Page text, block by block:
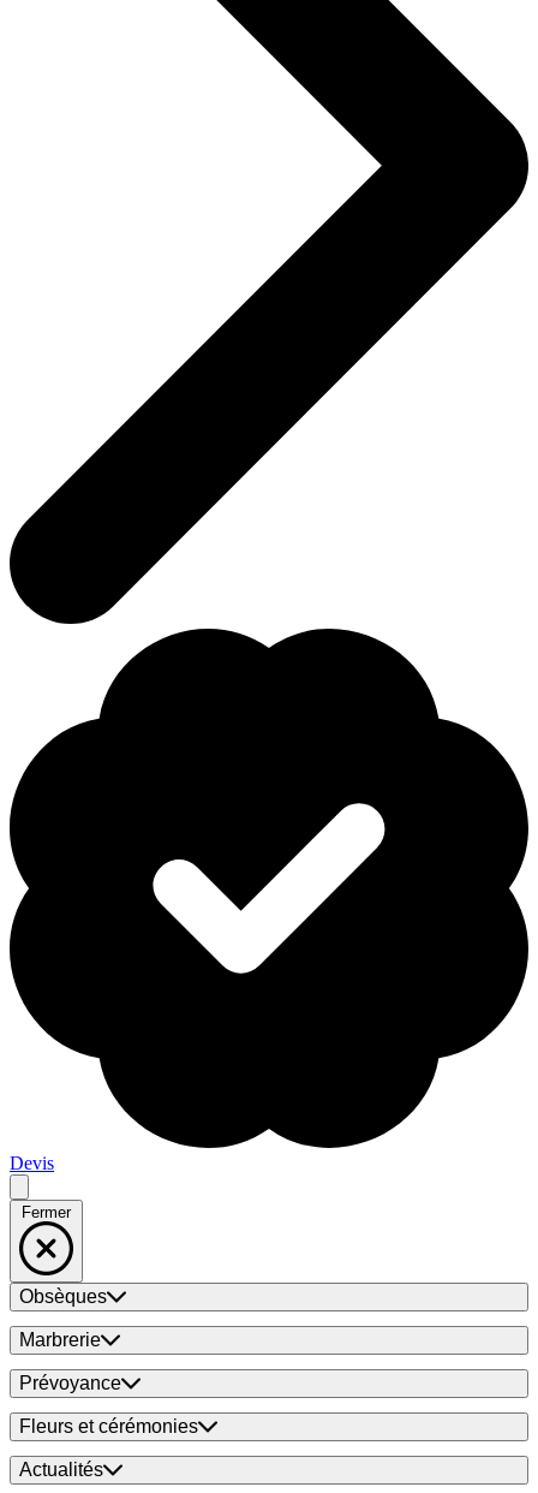
Devis
Fermer
Obsèques
Marbrerie
Prévoyance
Fleurs et cérémonies
Actualités